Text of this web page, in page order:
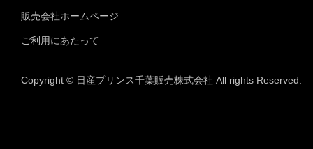
販売会社ホームページ
ご利用にあたって
Copyright © 日産プリンス千葉販売株式会社 All rights Reserved.